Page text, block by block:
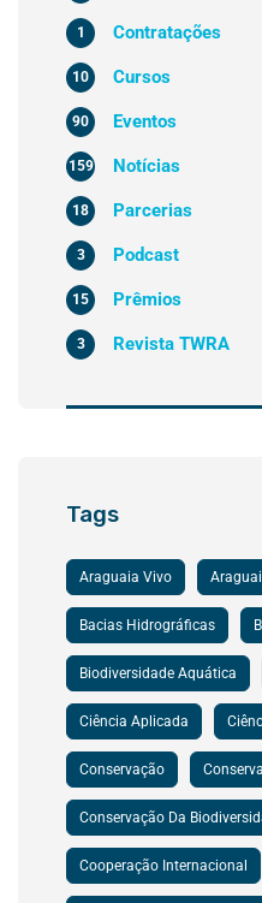
Contratações
1
Cursos
10
Eventos
90
Notícias
159
Parcerias
18
Podcast
3
Prêmios
15
Revista TWRA
3
Tags
Araguaia Vivo
Bacias Hidrográficas
Biodiversidade Aquática
Ciência Aplicada
Conservação
Conservação Da
Cooperação Internacional